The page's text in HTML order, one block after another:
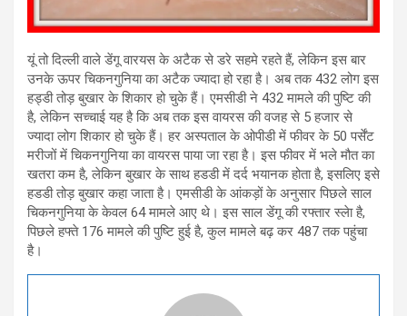
यूं तो दिल्ली वाले डेंगू वारयस के अटैक से डरे सहमे रहते हैं, लेकिन इस बार
उनके ऊपर चिकनगुनिया का अटैक ज्यादा हो रहा है। अब तक 432 लोग इस
हड्डी तोड़ बुखार के शिकार हो चुके हैं। एमसीडी ने 432 मामले की पुष्टि की
है, लेकिन सच्चाई यह है कि अब तक इस वायरस की वजह से 5 हजार से
ज्यादा लोग शिकार हो चुके हैं। हर अस्पताल के ओपीडी में फीवर के 50 पर्सेंट
मरीजों में चिकनगुनिया का वायरस पाया जा रहा है। इस फीवर में भले मौत का
खतरा कम है, लेकिन बुखार के साथ हडडी में दर्द भयानक होता है, इसलिए इसे
हडडी तोड़ बुखार कहा जाता है। एमसीडी के आंकड़ों के अनुसार पिछले साल
चिकनगुनिया के केवल 64 मामले आए थे। इस साल डेंगू की रफ्तार स्लेा है,
पिछले हफ्ते 176 मामले की पुष्टि हुई है, कुल मामले बढ़ कर 487 तक पहुंचा
है।